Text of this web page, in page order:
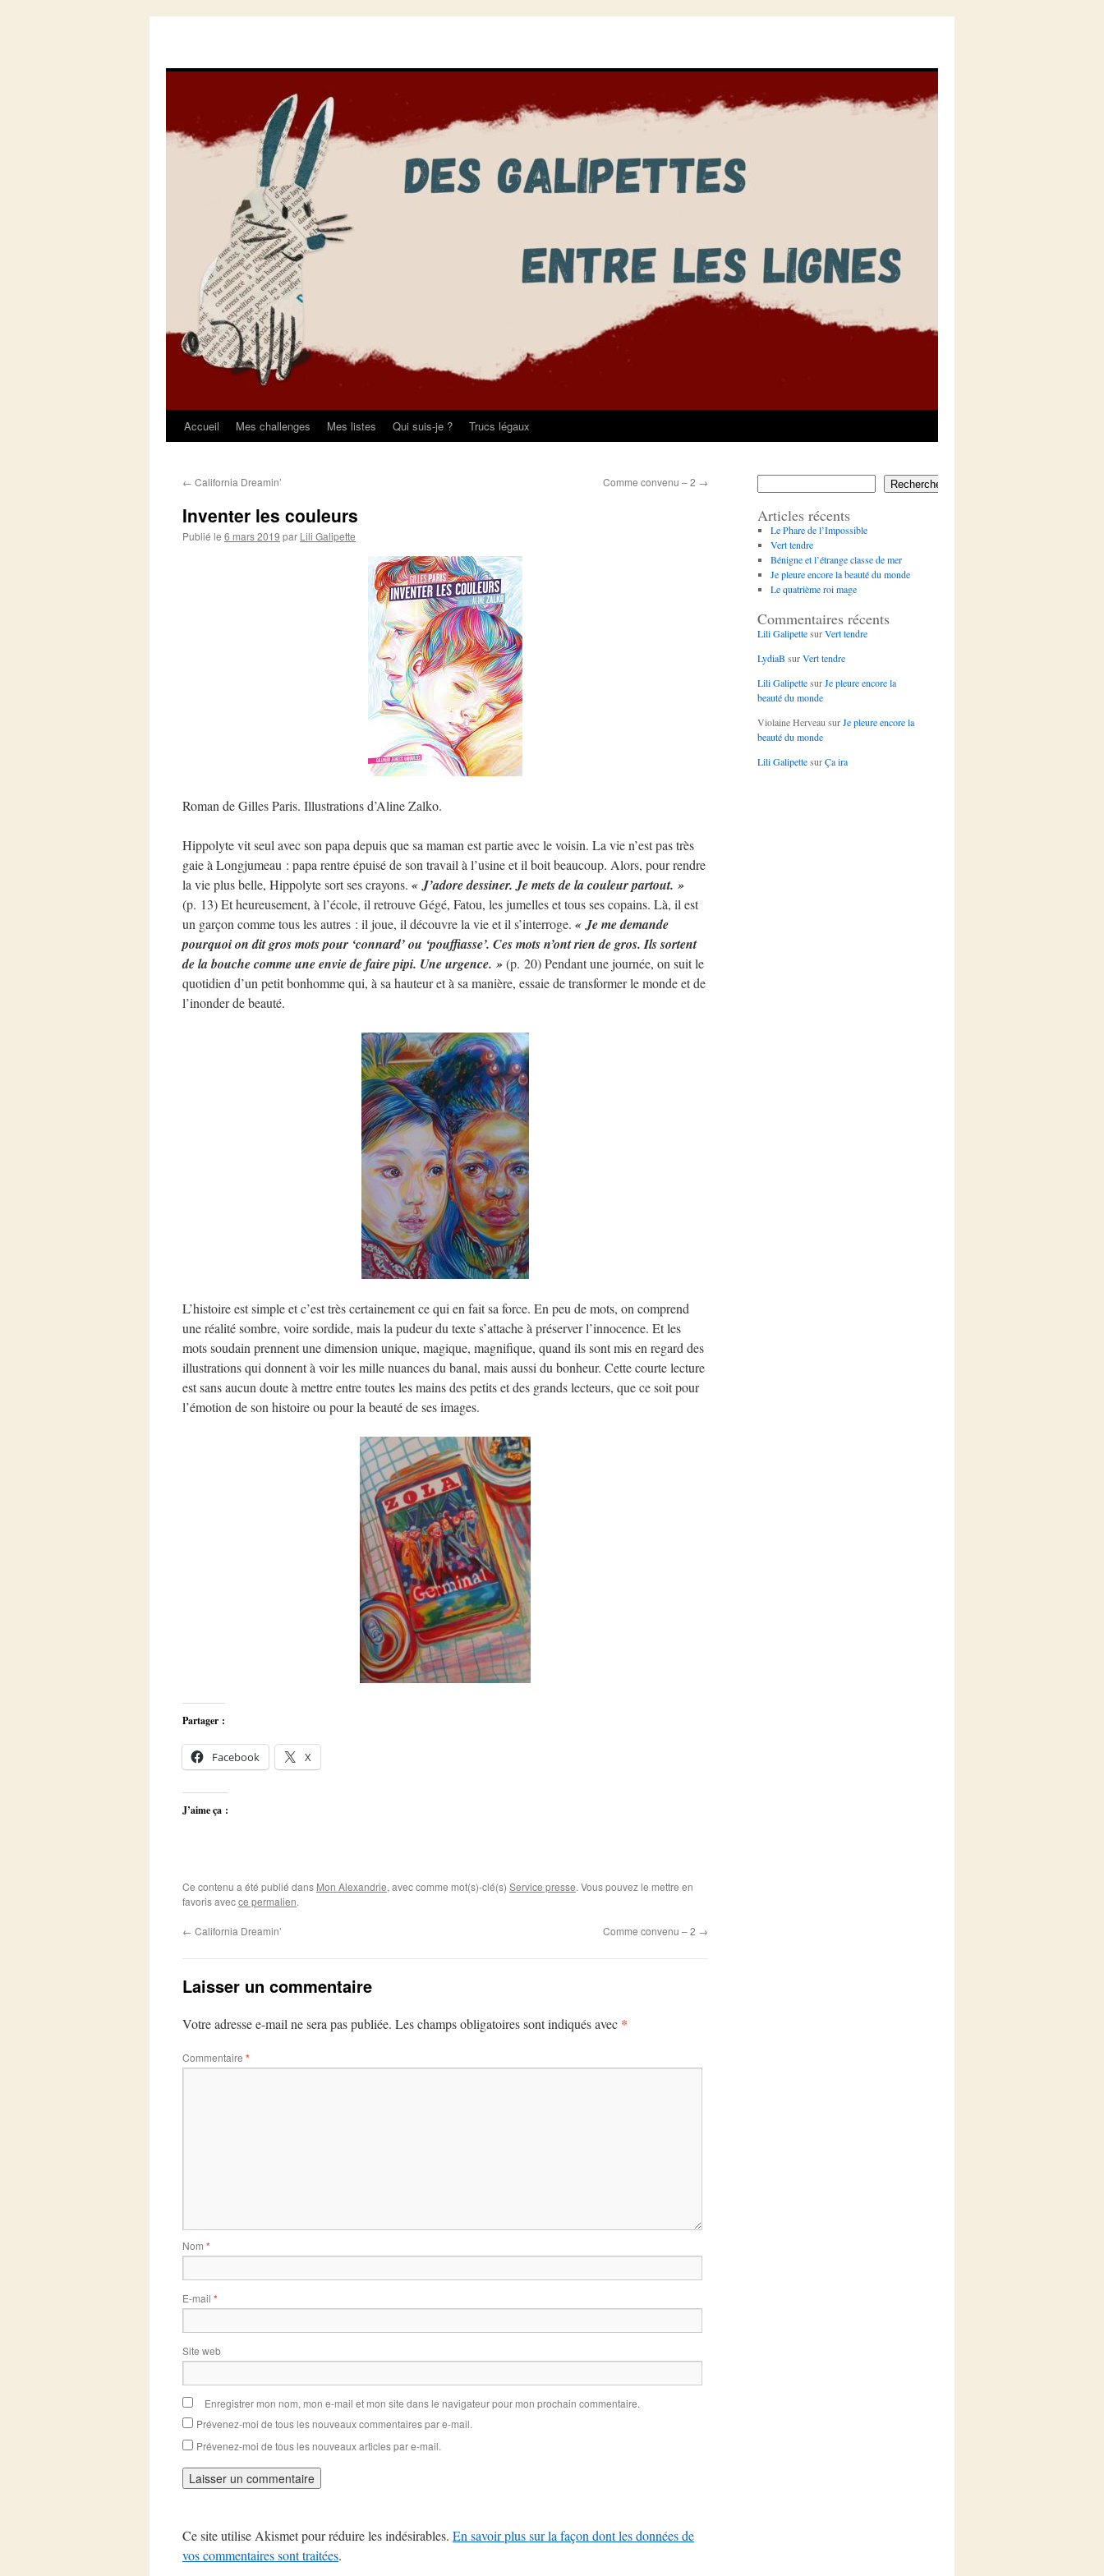
Aller
contenu
Accueil Mes challenges Mes listes Qui suis-je ? Trucs légaux
← California Dreamin’ Comme convenu – 2 →
Inventer les couleurs
Publié le 6 mars 2019 par Lili Galipette
Roman de Gilles Paris. Illustrations d’Aline Zalko.
Hippolyte vit seul avec son papa depuis que sa maman est partie avec le voisin. La vie n’est pas très
gaie à Longjumeau : papa rentre épuisé de son travail à l’usine et il boit beaucoup. Alors, pour rendre
la vie plus belle, Hippolyte sort ses crayons. « J’adore dessiner. Je mets de la couleur partout. »
(p. 13) Et heureusement, à l’école, il retrouve Gégé, Fatou, les jumelles et tous ses copains. Là, il est
un garçon comme tous les autres : il joue, il découvre la vie et il s’interroge. « Je me demande
pourquoi on dit gros mots pour ‘connard’ ou ‘pouffiasse’. Ces mots n’ont rien de gros. Ils sortent
de la bouche comme une envie de faire pipi. Une urgence. »(p. 20) Pendant une journée, on suit le
quotidien d’un petit bonhomme qui, à sa hauteur et à sa manière, essaie de transformer le monde et de
l’inonder de beauté.
L’histoire est simple et c’est très certainement ce qui en fait sa force. En peu de mots, on comprend
une réalité sombre, voire sordide, mais la pudeur du texte s’attache à préserver l’innocence. Et les
mots soudain prennent une dimension unique, magique, magnifique, quand ils sont mis en regard des
illustrations qui donnent à voir les mille nuances du banal, mais aussi du bonheur. Cette courte lecture
est sans aucun doute à mettre entre toutes les mains des petits et des grands lecteurs, que ce soit pour
l’émotion de son histoire ou pour la beauté de ses images.
Partager :
Facebook X
J’aime ça :
Ce contenu a été publié dans Mon Alexandrie, avec comme mot(s)-clé(s) Service presse. Vous pouvez le mettre en
favoris avecce permalien.
← California Dreamin’ Comme convenu – 2 →
Laisser un commentaire
Votre adresse e-mail ne sera pas publiée. Les champs obligatoires sont indiqués avec *
Commentaire *
Nom *
E-mail *
Site web
Enregistrer mon nom, mon e-mail et mon site dans le navigateur pour mon prochain commentaire.
Prévenez-moi de tous les nouveaux commentaires par e-mail.
Prévenez-moi de tous les nouveaux articles par e-mail.
Ce site utilise Akismet pour réduire les indésirables. En savoir plus sur la façon dont les données de
vos commentaires sont traitées.
Rechercher
Articles récents
Le Phare de l’Impossible
Vert tendre
Bénigne et l’étrange classe de mer
Je pleure encore la beauté du monde
Le quatrième roi mage
Commentaires récents
Lili GalipettesurVert tendre
LydiaB surVert tendre
Lili GalipettesurJe pleure encore la
beauté du monde
Violaine Herveau surJe pleure encore la
beauté du monde
Lili GalipettesurÇa ira